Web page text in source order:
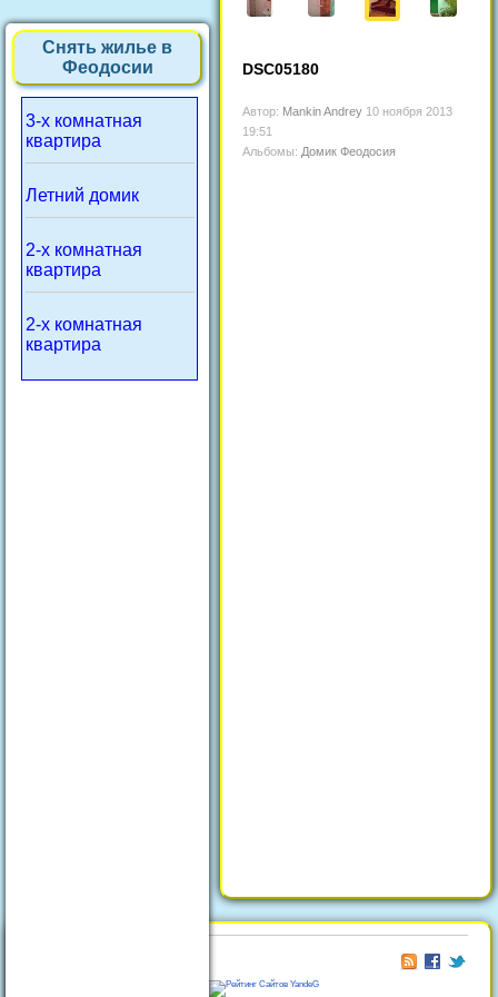
Снять жилье в
Феодосии
3-х комнатная
квартира
Летний домик
2-х комнатная
квартира
2-х комнатная
квартира
DSC05180
Автор: Mankin Andrey 10 ноября 2013
19:51
Альбомы: Домик Феодосия